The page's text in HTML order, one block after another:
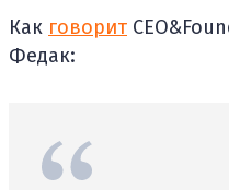
Как говорит
Федак: